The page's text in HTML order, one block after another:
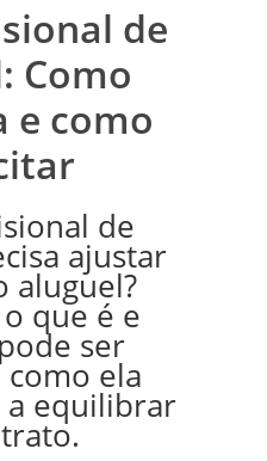
de
Como
e como
de
ajustar
aluguel?
que é e
ser
como ela
a equilibrar